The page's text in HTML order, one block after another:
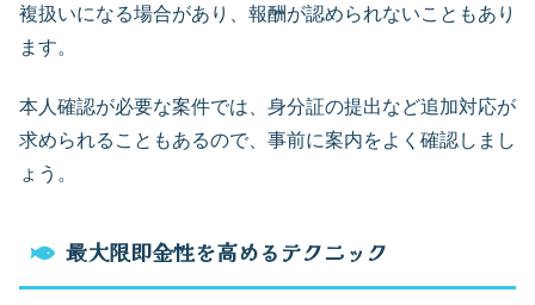
複扱いになる場合があり、報酬が認められないこともあり
ます。
本人確認が必要な案件では、身分証の提出など追加対応が
求められることもあるので、事前に案内をよく確認しまし
ょう。
最大限即金性を高めるテクニック